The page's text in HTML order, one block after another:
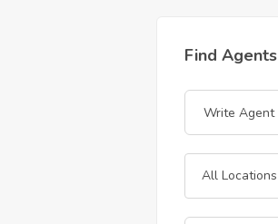
Find Agents
All Locations